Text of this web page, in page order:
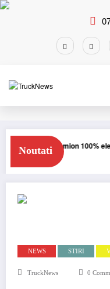
Skip
Noutati
cu un camion 100% electric
NEWS STIRI
TruckNews 0